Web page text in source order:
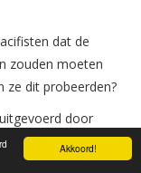
Akkoord!
dat de
zouden moeten
ze dit probeerden?
door
gebruikte scherpe
leven kwamen en